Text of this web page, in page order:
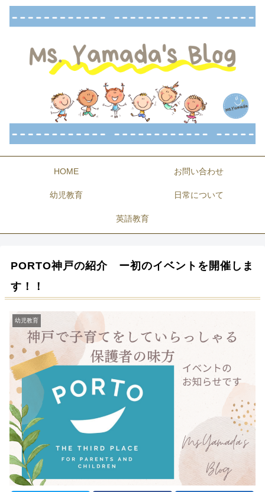
HOME お問い合わせ
幼児教育 日常について
英語教育
PORTO神戸の紹介 ー初のイベントを開催しま
す！！
幼児教育